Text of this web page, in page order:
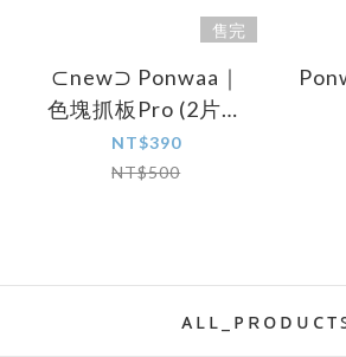
售完
⊂new⊃ Ponwaa｜
色塊抓板Pro (2片盒
裝)
NT$390
NT$500
ᴀ ʟ ʟ _ ᴘ ʀ ᴏ ᴅ ᴜ ᴄ ᴛ